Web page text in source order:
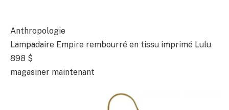
Anthropologie
Lampadaire Empire rembourré en tissu imprimé Lulu
898 $
magasiner maintenant